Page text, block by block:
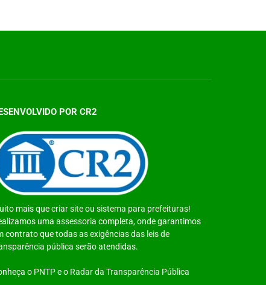
POR CR2
mais quecriar siteou sistema para prefeituras!
uma assessoria completa, onde garantimos
contrato que todas as exigências das leis de
pública serão atendidas.
o PNTPe o Radar da Transparência Pública